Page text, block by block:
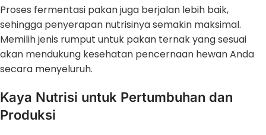
Proses fermentasi pakan juga berjalan lebih baik,
sehingga penyerapan nutrisinya semakin maksimal.
Memilih jenis rumput untuk pakan ternak yang sesuai
akan mendukung kesehatan pencernaan hewan Anda
secara menyeluruh.
Kaya Nutrisi untuk Pertumbuhan dan
Produksi